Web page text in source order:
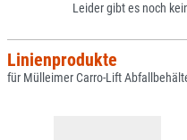
Leider gibt es noch
Linienprodukte
für Mülleimer Carro-Lift